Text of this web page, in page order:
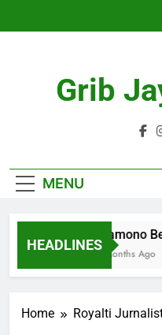
Grib
MENU
HEADLINES
Pramono
4 Months Ago
Home Royalti